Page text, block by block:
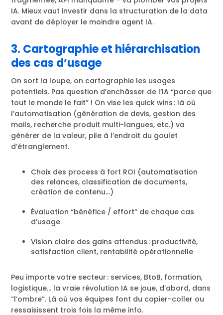
IA. Mieux vaut investir dans la structuration de la data
avant de déployer le moindre agent IA.
3. Cartographie et hiérarchisation
des cas d’usage
On sort la loupe, on cartographie les usages
potentiels. Pas question d’enchâsser de l’IA “parce que
tout le monde le fait” ! On vise les quick wins : là où
l’automatisation (génération de devis, gestion des
mails, recherche produit multi-langues, etc.) va
générer de la valeur, pile à l’endroit du goulet
d’étranglement.
Choix des process à fort ROI (automatisation
des relances, classification de documents,
création de contenu...)
Évaluation “bénéfice / effort” de chaque cas
d’usage
Vision claire des gains attendus : productivité,
satisfaction client, rentabilité opérationnelle
Peu importe votre secteur : services, BtoB, formation,
logistique… la vraie révolution IA se joue, d’abord, dans
“l’ombre”. Là où vos équipes font du copier-coller ou
ressaisissent trois fois la même info.